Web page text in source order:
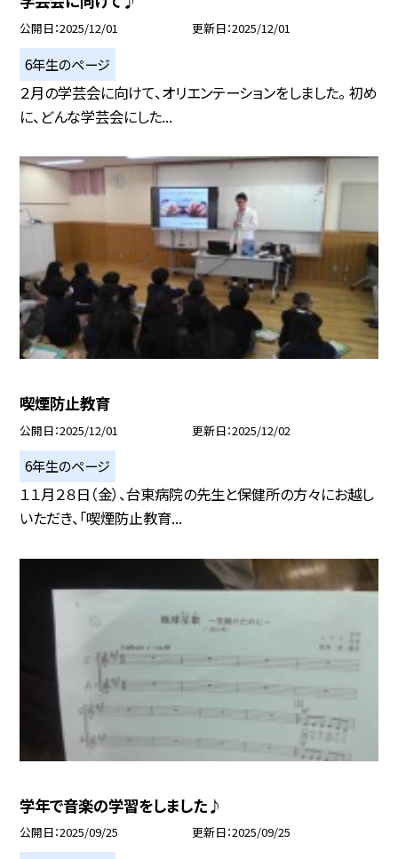
公開日 2025/12/01 更新日 2025/12/01
6年生のページ
２月の学芸会に向けて、オリエンテーションをしました。 初め
に、どんな学芸会にした...
喫煙防止教育
公開日 2025/12/01 更新日 2025/12/02
6年生のページ
１１月２８日（金）、台東病院の先生と保健所の方々にお越し
いただき、「喫煙防止教育...
学年で音楽の学習をしました♪
公開日 2025/09/25 更新日 2025/09/25